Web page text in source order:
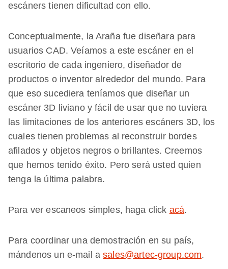
escáners tienen dificultad con ello.
Conceptualmente, la Araña fue diseñara para
usuarios CAD. Veíamos a este escáner en el
escritorio de cada ingeniero, diseñador de
productos o inventor alrededor del mundo. Para
que eso sucediera teníamos que diseñar un
escáner 3D liviano y fácil de usar que no tuviera
las limitaciones de los anteriores escáners 3D, los
cuales tienen problemas al reconstruir bordes
afilados y objetos negros o brillantes. Creemos
que hemos tenido éxito. Pero será usted quien
tenga la última palabra.
Para ver escaneos simples, haga click acá.
Para coordinar una demostración en su país,
mándenos un e-mail asales@artec-group.com.